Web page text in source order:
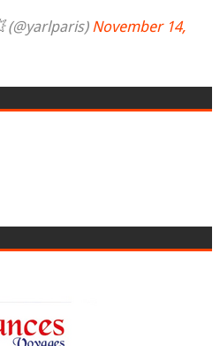
(@yarlparis) November 14,